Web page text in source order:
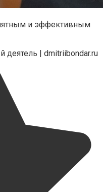
и эффективным
| dmitriibondar.ru